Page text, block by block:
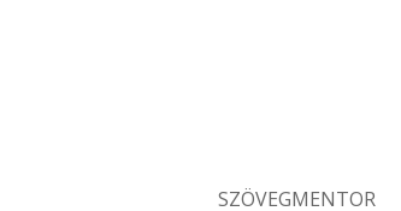
SZÖVEGMENTOR